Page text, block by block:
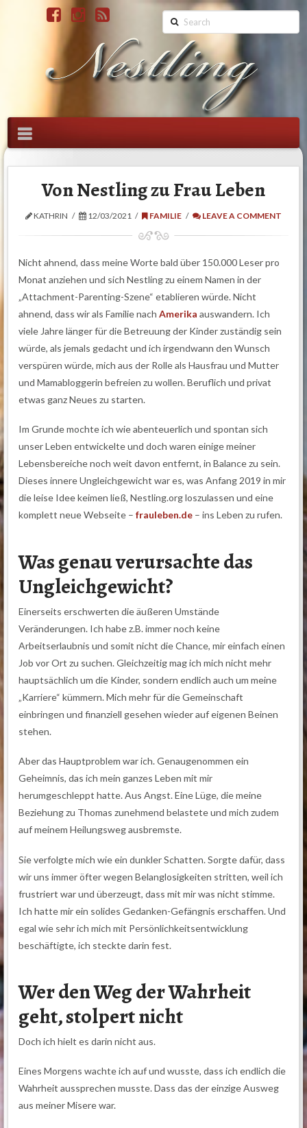
Search
Navigation
Von Nestling zu Frau Leben
KATHRIN 12/03/2021 FAMILIE LEAVE A COMMENT
Nicht ahnend, dass meine Worte bald über 150.000 Leser pro
Monat anziehen und sich Nestling zu einem Namen in der
„Attachment-Parenting-Szene“ etablieren würde. Nicht
ahnend, dass wir als Familie nachAmerikaauswandern. Ich
viele Jahre länger für die Betreuung der Kinder zuständig sein
würde, als jemals gedacht und ich irgendwann den Wunsch
verspüren würde, mich aus der Rolle als Hausfrau und Mutter
und Mamabloggerin befreien zu wollen. Beruflich und privat
etwas ganz Neues zu starten.
Im Grunde mochte ich wie abenteuerlich und spontan sich
unser Leben entwickelte und doch waren einige meiner
Lebensbereiche noch weit davon entfernt, in Balance zu sein.
Dieses innere Ungleichgewicht war es, was Anfang 2019 in mir
die leise Idee keimen ließ, Nestling.org loszulassen und eine
komplett neue Webseite –frauleben.de – ins Leben zu rufen.
Was genau verursachte das
Ungleichgewicht?
Einerseits erschwerten die äußeren Umstände
Veränderungen. Ich habe z.B. immer noch keine
Arbeitserlaubnis und somit nicht die Chance, mir einfach einen
Job vor Ort zu suchen. Gleichzeitig mag ich mich nicht mehr
hauptsächlich um die Kinder, sondern endlich auch um meine
„Karriere“ kümmern. Mich mehr für die Gemeinschaft
einbringen und finanziell gesehen wieder auf eigenen Beinen
stehen.
Aber das Hauptproblem war ich. Genaugenommen ein
Geheimnis, das ich mein ganzes Leben mit mir
herumgeschleppt hatte. Aus Angst. Eine Lüge, die meine
Beziehung zu Thomas zunehmend belastete und mich zudem
auf meinem Heilungsweg ausbremste.
Sie verfolgte mich wie ein dunkler Schatten. Sorgte dafür, dass
wir uns immer öfter wegen Belanglosigkeiten stritten, weil ich
frustriert war und überzeugt, dass mit mir was nicht stimme.
Ich hatte mir ein solides Gedanken-Gefängnis erschaffen. Und
egal wie sehr ich mich mit Persönlichkeitsentwicklung
beschäftigte, ich steckte darin fest.
Wer den Weg der Wahrheit
geht, stolpert nicht
Doch ich hielt es darin nicht aus.
Eines Morgens wachte ich auf und wusste, dass ich endlich die
Wahrheit aussprechen musste. Dass das der einzige Ausweg
aus meiner Misere war.